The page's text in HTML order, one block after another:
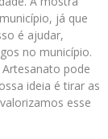
já que
é ajudar,
no município.
pode
ideia é tirar as
esse